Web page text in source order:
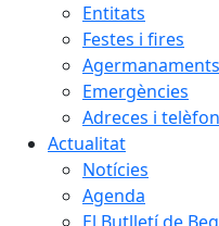
Entitats
Festes i fires
Agermanaments
Emergències
Adreces i
Actualitat
Notícies
Agenda